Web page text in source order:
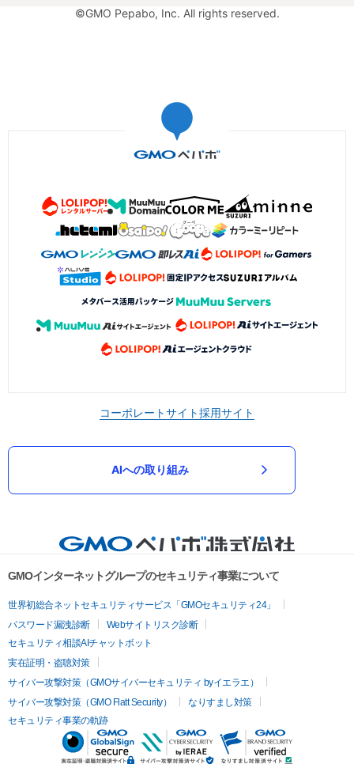
©GMO Pepabo, Inc. All rights reserved.
コーポレートサイト採用サイト
AIへの取り組み
GMOインターネットグループのセキュリティ事業について
世界初総合ネットセキュリティサービス「GMOセキュリティ24」
パスワード漏洩診断
Webサイトリスク診断
セキュリティ相談AIチャットボット
実在証明・盗聴対策
サイバー攻撃対策（GMOサイバーセキュリティ byイエラエ）
サイバー攻撃対策（GMO Flatt Security）
なりすまし対策
セキュリティ事業の軌跡